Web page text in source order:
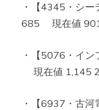
・【4345・シ
685 現在値
・【5076・イ
現在値 1,145
・【6937・古